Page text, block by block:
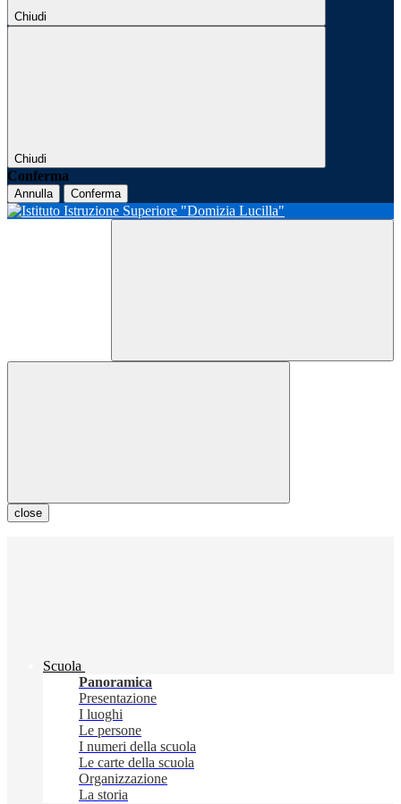
Chiudi
Chiudi
Conferma
Annulla Conferma
close
Scuola
Panoramica
Presentazione
I luoghi
Le persone
I numeri della scuola
Le carte della scuola
Organizzazione
La storia